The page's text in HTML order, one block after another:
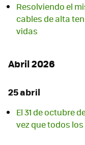
Resolviendo el
cables de alta
vidas
Abril 2026
25 abril
El 31 de octubre
vez que todos